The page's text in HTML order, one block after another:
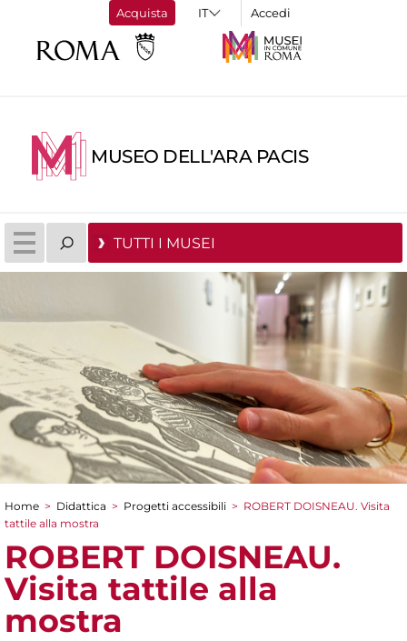
Acquista Accedi
MUSEO DELL'ARA PACIS
TUTTI I MUSEI
Tu sei qui
Home > Didattica > Progetti accessibili > ROBERT DOISNEAU. Visita
tattile alla mostra
ROBERT DOISNEAU.
Visita tattile alla
mostra